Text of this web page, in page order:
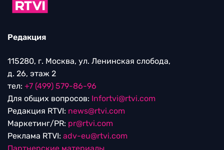
Редакция
115280, г. Москва, ул. Ленинская слобода,
д. 26, этаж 2
тел: +7 (499) 579-86-96
Для общих вопросов: Infortvi@rtvi.com
Редакция RTVI: news@rtvi.com
Маркетинг/PR: pr@rtvi.com
Реклама RTVI: adv-eu@rtvi.com